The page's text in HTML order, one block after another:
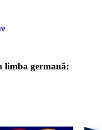
limba germană: